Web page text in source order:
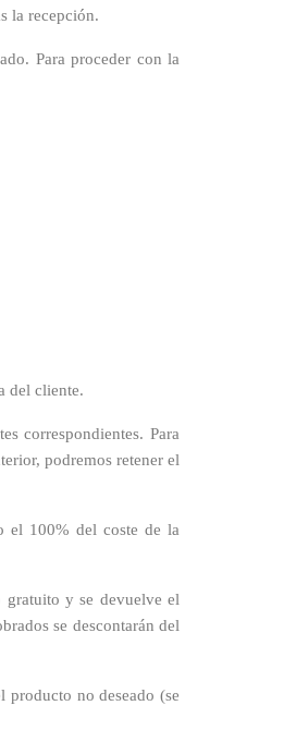
la recepción.
Para proceder con la
del cliente.
correspondientes. Para
podremos retener el
el 100% del coste de la
gratuito y se devuelve el
se descontarán del
producto no deseado (se